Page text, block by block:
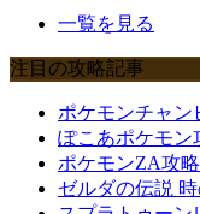
一覧を見る
注目の攻略記事
ポケモンチャン
ぽこあポケモン
ポケモンZA攻略
ゼルダの伝説